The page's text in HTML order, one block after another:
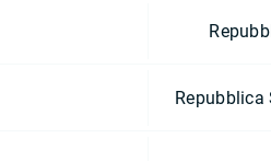
Repubblica